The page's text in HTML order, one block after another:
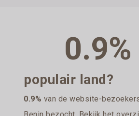
0.9%
populair land?
0.9% van de website-